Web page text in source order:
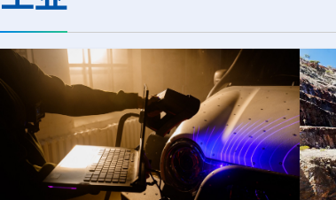
教育基础设施。新光束线的主要特点在
观...
射设施SP...